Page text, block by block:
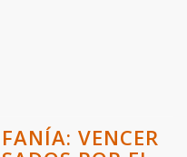
VENCER